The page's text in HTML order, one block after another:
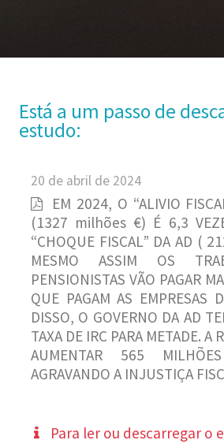
Está a um passo de
estudo:
20 de abril de 2024
EM 2024, O “ALIVIO
(1327 milhões €) É 6,3
“CHOQUE FISCAL” DA AD (
MESMO ASSIM OS
PENSIONISTAS VÃO PAGAR
QUE PAGAM AS EMPRESAS
DISSO, O GOVERNO DA AD
TAXA DE IRC PARA METADE. A
AUMENTAR 565
AGRAVANDO A INJUSTIÇA
Para ler ou descarregar o